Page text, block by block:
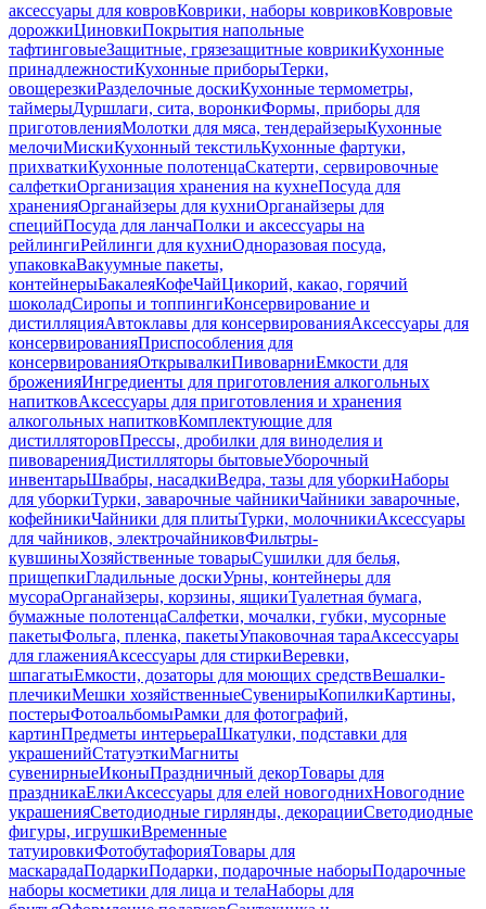
аксессуары для ковровКоврики, наборы ковриковКовровые
дорожкиЦиновкиПокрытия напольные
тафтинговыеЗащитные, грязезащитные коврикиКухонные
принадлежностиКухонные приборыТерки,
овощерезкиРазделочные доскиКухонные термометры,
таймерыДуршлаги, сита, воронкиФормы, приборы для
приготовленияМолотки для мяса, тендерайзерыКухонные
мелочиМискиКухонный текстильКухонные фартуки,
прихваткиКухонные полотенцаСкатерти, сервировочные
салфеткиОрганизация хранения на кухнеПосуда для
храненияОрганайзеры для кухниОрганайзеры для
специйПосуда для ланчаПолки и аксессуары на
рейлингиРейлинги для кухниОдноразовая посуда,
упаковкаВакуумные пакеты,
контейнерыБакалеяКофеЧайЦикорий, какао, горячий
шоколадСиропы и топпингиКонсервирование и
дистилляцияАвтоклавы для консервированияАксессуары для
консервированияПриспособления для
консервированияОткрывалкиПивоварниЕмкости для
броженияИнгредиенты для приготовления алкогольных
напитковАксессуары для приготовления и хранения
алкогольных напитковКомплектующие для
дистилляторовПрессы, дробилки для виноделия и
пивоваренияДистилляторы бытовыеУборочный
инвентарьШвабры, насадкиВедра, тазы для уборкиНаборы
для уборкиТурки, заварочные чайникиЧайники заварочные,
кофейникиЧайники для плитыТурки, молочникиАксессуары
для чайников, электрочайниковФильтры-
кувшиныХозяйственные товарыСушилки для белья,
прищепкиГладильные доскиУрны, контейнеры для
мусораОрганайзеры, корзины, ящикиТуалетная бумага,
бумажные полотенцаСалфетки, мочалки, губки, мусорные
пакетыФольга, пленка, пакетыУпаковочная тараАксессуары
для глаженияАксессуары для стиркиВеревки,
шпагатыЕмкости, дозаторы для моющих средствВешалки-
плечикиМешки хозяйственныеСувенирыКопилкиКартины,
постерыФотоальбомыРамки для фотографий,
картинПредметы интерьераШкатулки, подставки для
украшенийСтатуэткиМагниты
сувенирныеИконыПраздничный декорТовары для
праздникаЕлкиАксессуары для елей новогоднихНовогодние
украшенияСветодиодные гирлянды, декорацииСветодиодные
фигуры, игрушкиВременные
татуировкиФотобутафорияТовары для
маскарадаПодаркиПодарки, подарочные наборыПодарочные
наборы косметики для лица и телаНаборы для